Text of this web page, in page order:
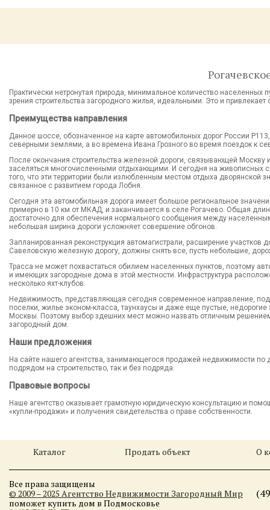
Практически нетронутая природа, минимальное количество
зрения строительства загородного жилья, идеальными. Это и
Преимущества направления
Данное шоссе, обозначенное на карте автомобильных дорог России
северными землями, а во времена Ивана Грозного во время поездок к
После окончания строительства железной дороги, связывающей Москву
заселяться многочисленными отдыхающими. И сегодня на живописных
того, что эти территории были излюбленным местом отдыха дворянской
связанное с развитием города Лобня.
Сегодня эта автомобильная дорога имеет большое региональное
примерно в 10 км от МКАД, и заканчивается в селе Рогачево. Общая
достаточно для обеспечения нормального сообщения между
небольшая ширина дороги усложняет совершение обгонов.
Запланированная реконструкция автомагистрали, расширение участков
Савеловскую железную дорогу, должны снять все, пусть небольшие,
Трасса не может похвастаться обилием населенных пунктов, поэтому
и имеющих загородные дома в этой местности. Инфраструктура
несколько яхт-клубов.
Недвижимость, представляющая сегодня современное направление,
поселки, жилье эконом-класса, таунхаусы и даже еще пустые,
Москвы. Поэтому выбор здешних мест можно назвать отличным
загородный дом.
Наши предложения
На сайте нашего агентства, занимающегося продажей недвижимости
подрядом на строительство, так и без подряда.
Правовые вопросы
Наше агентство оказывает грамотную юридическую консультацию и
«купли-продажи» и получения свидетельства о праве собственности.
Каталог Продать объект О
Все права защищены
© 2009 – 2025 Агентство Недвижимости Загородный Мир
поможет купить дом в Подмосковье